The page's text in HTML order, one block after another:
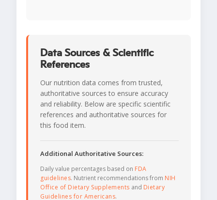
Data Sources & Scientific
References
Our nutrition data comes from trusted,
authoritative sources to ensure accuracy
and reliability. Below are specific scientific
references and authoritative sources for
this food item.
Additional Authoritative Sources:
Daily value percentages based on FDA
guidelines. Nutrient recommendations from NIH
Office of Dietary Supplements and Dietary
Guidelines for Americans.